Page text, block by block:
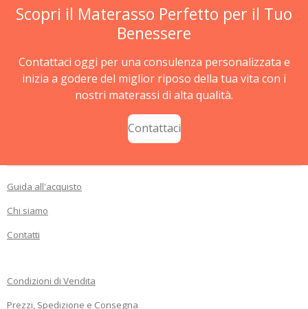
Scopri il Materasso Perfetto per il Tuo
Benessere
Contattaci oggi per una consulenza personalizzata e
inizia a godere del miglior riposo della tua vita con i
nostri materassi di alta qualità.
Contattaci
Guida all'acquisto
Chi siamo
Contatti
Condizioni di Vendita
Prezzi, Spedizione e Consegna